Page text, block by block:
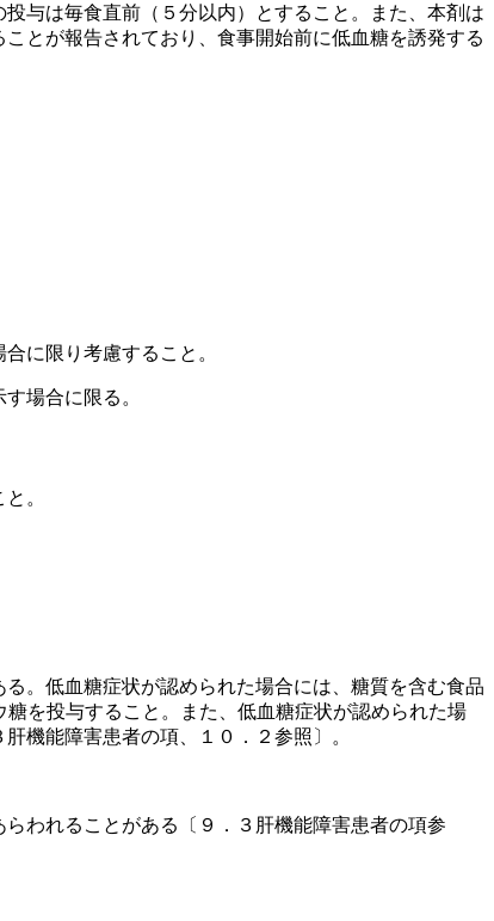
与は毎食直前（５分以内）とすること。また、本剤は
とが報告されており、食事開始前に低血糖を誘発する
に限り考慮すること。
場合に限る。
。
。低血糖症状が認められた場合には、糖質を含む食品
を投与すること。また、低血糖症状が認められた場
機能障害患者の項、１０．２参照〕。
われることがある〔９．３肝機能障害患者の項参